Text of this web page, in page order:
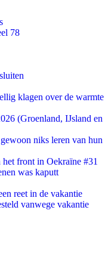
78
klagen over de warmte
(Groenland, IJsland en
niks leren van hun
front in Oekraïne #31
was kaputt
reet in de vakantie
vanwege vakantie